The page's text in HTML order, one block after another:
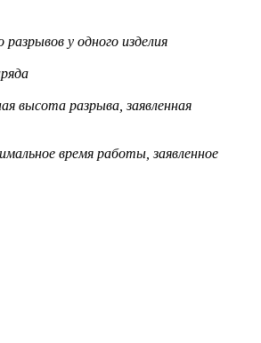
разрывов у одного изделия
высота разрыва, заявленная
время работы, заявленное